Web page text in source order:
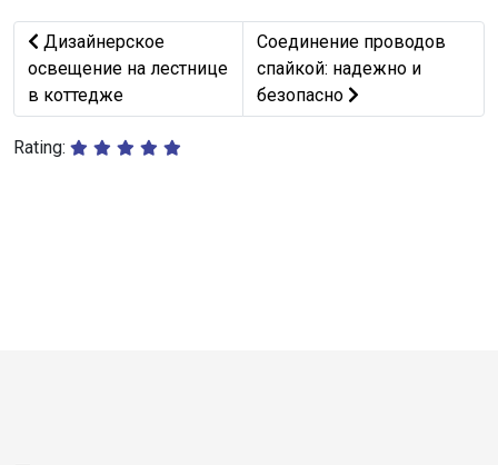
Предыдущий: Дизайнерское освещение на лестнице в
Дизайнерское
освещение на лестнице
в коттедже
Следующий: Соединение
Соединение проводов
спайкой: надежно и
безопасно
Rating: